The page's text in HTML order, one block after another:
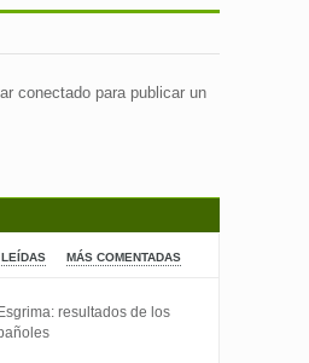
conectado para publicar un
MÁS COMENTADAS
resultados de los